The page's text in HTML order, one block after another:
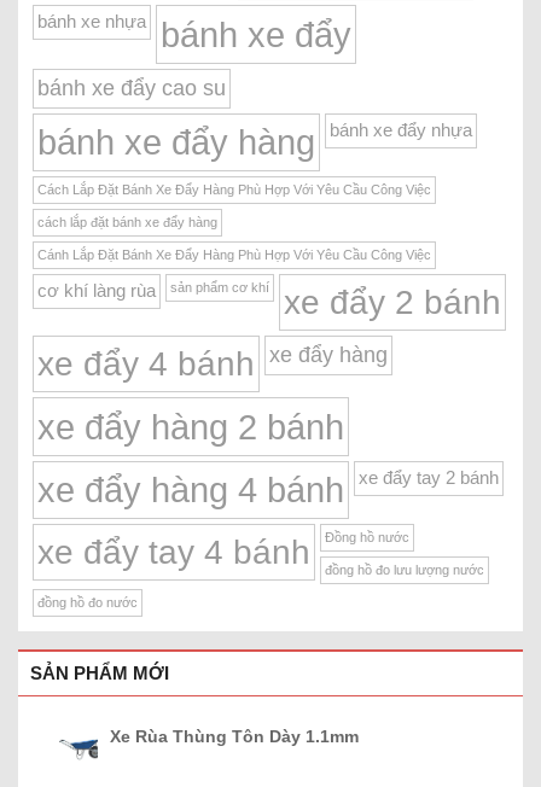
bánh xe nhựa bánh xe đẩy
bánh xe đẩy cao su
bánh xe đẩy hàng bánh xe đẩy nhựa
Cách Lắp Đặt Bánh Xe Đẩy Hàng Phù Hợp Với Yêu Cầu Công Việc
cách lắp đặt bánh xe đẩy hàng
Cánh Lắp Đặt Bánh Xe Đẩy Hàng Phù Hợp Với Yêu Cầu Công Việc
cơ khí làng rùa sản phẩm cơ khí
xe đẩy 2 bánh
xe đẩy 4 bánh
xe đẩy hàng
xe đẩy hàng 2 bánh
xe đẩy hàng 4 bánh xe đẩy tay 2 bánh
xe đẩy tay 4 bánh Đồng hồ nước
đồng hồ đo lưu lượng nước
đồng hồ đo nước
SẢN PHẨM MỚI
Xe Rùa Thùng Tôn Dày 1.1mm